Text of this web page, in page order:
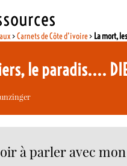
>Carnets de Côte d’ivoire> La mort,
le paradis....
à parler avec